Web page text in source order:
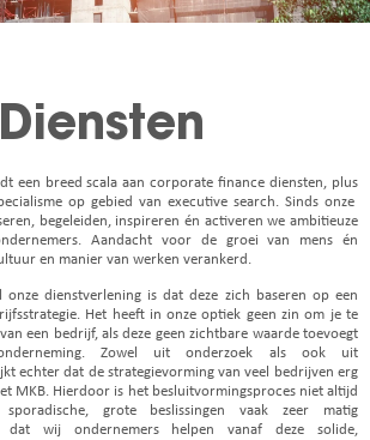
Diensten
een breed scala aan corporate finance diensten, plus
op gebied van executive search. Sinds onze
begeleiden, inspireren én activeren we ambitieuze
Aandacht voor de groei van mens én
en manier van werken verankerd.
onze dienstverlening is dat deze zich baseren op een
Het heeft in onze optiek geen zin om je te
een bedrijf, als deze geen zichtbare waarde toevoegt
Zowel uit onderzoek als ook uit
echter dat de strategievorming van veel bedrijven erg
MKB. Hierdoor is het besluitvormingsproces niet altijd
grote beslissingen vaak zeer matig
dat wij ondernemers helpen vanaf deze solide,